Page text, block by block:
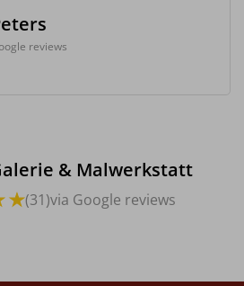
reviews
& Malwerkstatt
(31)via Google reviews